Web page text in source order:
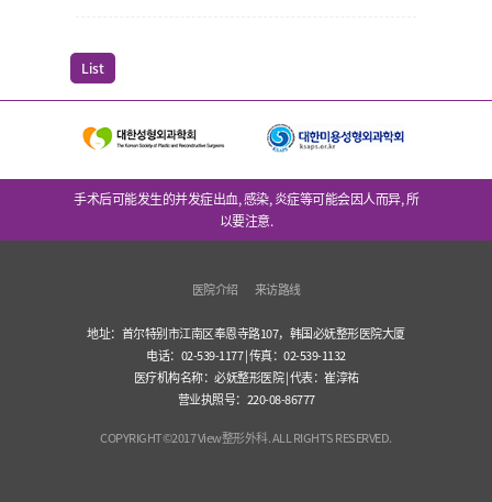
List
手术后可能发生的并发症出血, 感染, 炎症等可能会因人而异, 所
以要注意.
医院介绍 来访路线
地址：首尔特别市江南区奉恩寺路107，韩国必妩整形医院大厦
电话：02-539-1177 | 传真：02-539-1132
医疗机构名称：必妩整形医院 | 代表：崔淳祐
营业执照号：220-08-86777
COPYRIGHT©2017 View整形外科. ALL RIGHTS RESERVED.